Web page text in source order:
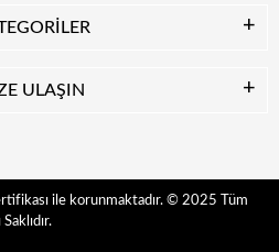
ULAŞIN
ile korunmaktadır. © 2025
Tüm
Saklıdır.